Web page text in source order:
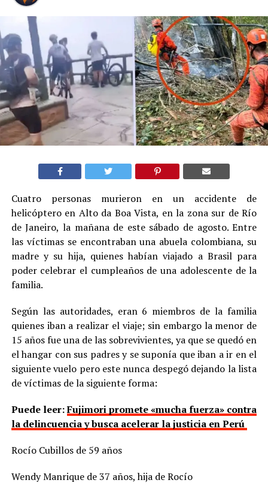
Cuatro personas murieron en un accidente de
helicóptero en Alto da Boa Vista, en la zona sur de Río
de Janeiro, la mañana de este sábado de agosto. Entre
las víctimas se encontraban una abuela colombiana, su
madre y su hija, quienes habían viajado a Brasil para
poder celebrar el cumpleaños de una adolescente de la
familia.
Según las autoridades, eran 6 miembros de la familia
quienes iban a realizar el viaje; sin embargo la menor de
15 años fue una de las sobrevivientes, ya que se quedó en
el hangar con sus padres y se suponía que iban a ir en el
siguiente vuelo pero este nunca despegó dejando la lista
de víctimas de la siguiente forma:
Puede leer:Fujimori promete «mucha fuerza» contra
la delincuencia y busca acelerar la justicia en Perú
Rocío Cubillos de 59 años
Wendy Manrique de 37 años, hija de Rocío